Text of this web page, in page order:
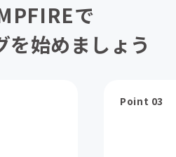
で
を始めましょう
Point 03